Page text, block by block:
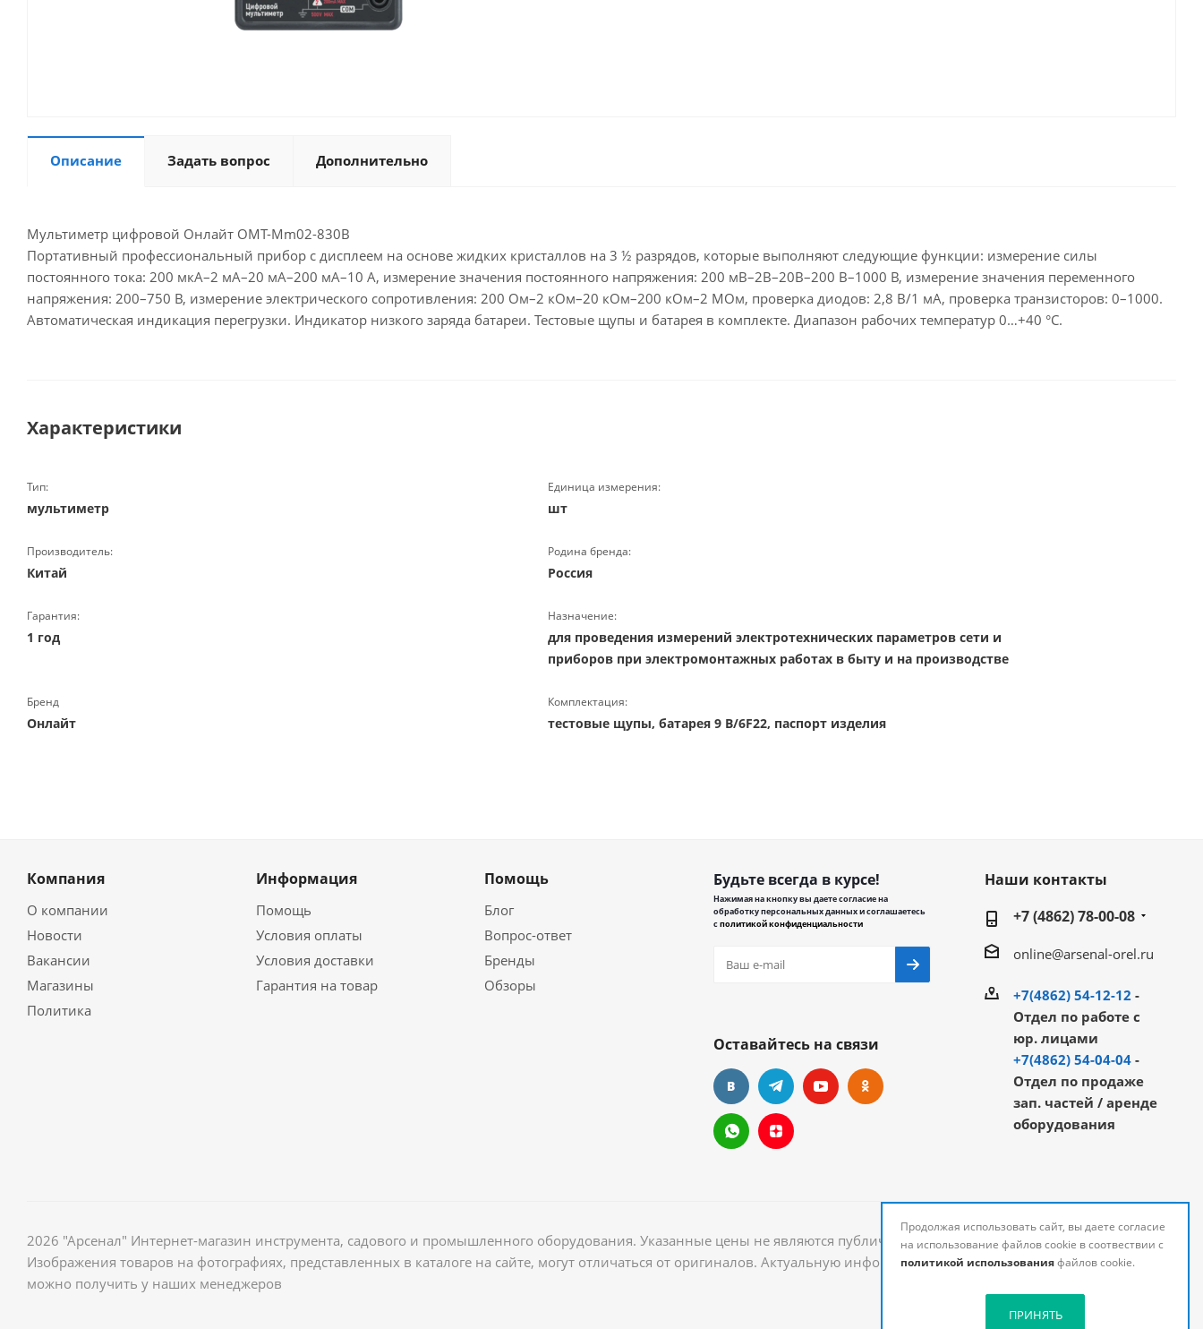
Описание Задать вопрос Дополнительно
Мультиметр цифровой Онлайт OMT-Mm02-830B
Портативный профессиональный прибор с дисплеем на основе жидких кристаллов на 3 ½ разрядов, которые выполняют следующие функции: измерение силы
постоянного тока: 200 мкА–2 мА–20 мА–200 мА–10 А, измерение значения постоянного напряжения: 200 мВ–2В–20В–200 В–1000 В, измерение значения переменного
напряжения: 200–750 В, измерение электрического сопротивления: 200 Ом–2 кОм–20 кОм–200 кОм–2 МОм, проверка диодов: 2,8 В/1 мА, проверка транзисторов: 0–1000.
Автоматическая индикация перегрузки. Индикатор низкого заряда батареи. Тестовые щупы и батарея в комплекте. Диапазон рабочих температур 0…+40 °С.
Характеристики
Тип:
мультиметр
Единица измерения:
шт
Производитель:
Китай
Родина бренда:
Россия
Гарантия:
1 год
Назначение:
для проведения измерений электротехнических параметров сети и
приборов при электромонтажных работах в быту и на производстве
Бренд
Онлайт
Комплектация:
тестовые щупы, батарея 9 В/6F22, паспорт изделия
Компания
О компании
Новости
Вакансии
Магазины
Политика
Информация
Помощь
Условия оплаты
Условия доставки
Гарантия на товар
Помощь
Блог
Вопрос-ответ
Бренды
Обзоры
Будьте всегда в курсе!
Нажимая на кнопку вы даете согласие на
обработку персональных данных и соглашаетесь
сполитикой конфиденциальности
Оставайтесь на связи
Наши контакты
+7 (4862) 78-00-08
online@arsenal-orel.ru
+7(4862) 54-12-12 -
Отдел по работе с
юр. лицами
+7(4862) 54-04-04-
Отдел по продаже
зап. частей / аренде
оборудования
2026 "Арсенал" Интернет-магазин инструмента, садового и промышленного оборудования. Указанные цены не являются публичной офертой и могут быть изменены.
Изображения товаров на фотографиях, представленных в каталоге на сайте, могут отличаться от оригиналов. Актуальную информацию о стоимости и наличии товаров
можно получить у наших менеджеров
Продолжая использовать сайт, вы даете согласие
на использование файлов cookie в соотвествии с
политикой использованияфайлов cookie.
ПРИНЯТЬ